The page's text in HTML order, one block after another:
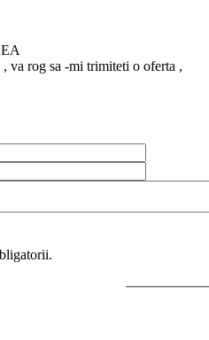
, va rog sa -mi trimiteti o oferta ,